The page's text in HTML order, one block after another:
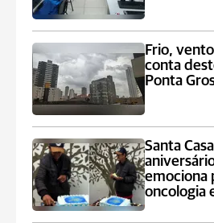
Frio,
conta
Ponta
Santa
emociona
oncologia